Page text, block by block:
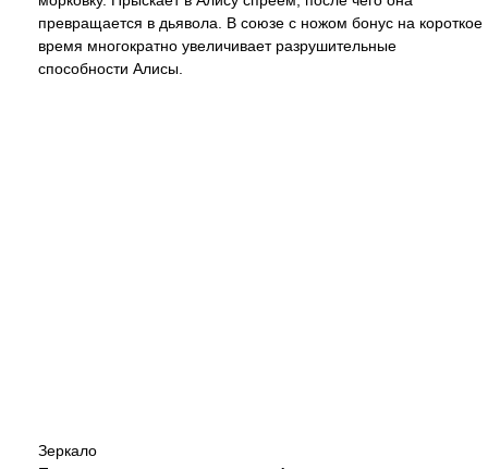
превращается в дьявола. В союзе с ножом бонус на короткое
время многократно увеличивает разрушительные
способности Алисы.
Зеркало